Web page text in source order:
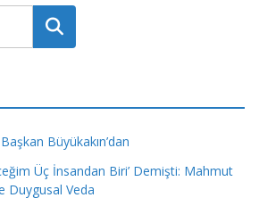
Ara
Büyükakın’dan
Üç İnsandan Biri’ Demişti: Mahmut
Duygusal Veda